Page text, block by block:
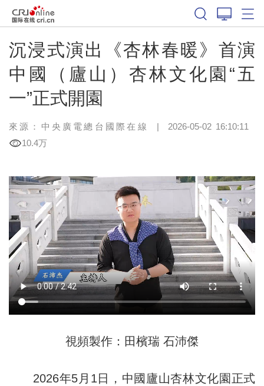
沉浸式演出《杏林春暖》首演
中國（廬山）杏林文化園“五
一”正式開園
來源：中央廣電總台國際在線 | 2026-05-02 16:10:11
10.4万
視頻製作：田檳瑞 石沛傑
2026年5月1日，中國廬山杏林文化園正式